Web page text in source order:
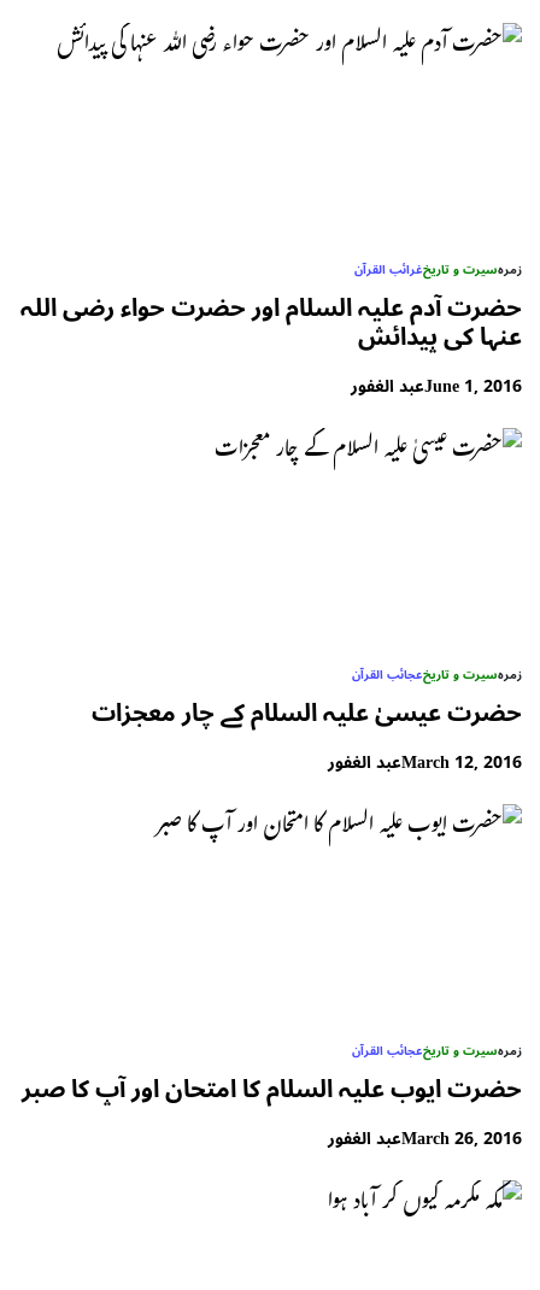
زمرہسیرت و تاریخغرائب القرآن
حضرت آدم علیہ السلام اور حضرت حواء رضی اللہ
عنہا کی پیدائش
June 1, 2016عبد الغفور
زمرہسیرت و تاریخعجائب القرآن
حضرت عیسیٰ علیہ السلام کے چار معجزات
March 12, 2016عبد الغفور
زمرہسیرت و تاریخعجائب القرآن
حضرت ایوب علیہ السلام کا امتحان اور آپ کا صبر
March 26, 2016عبد الغفور